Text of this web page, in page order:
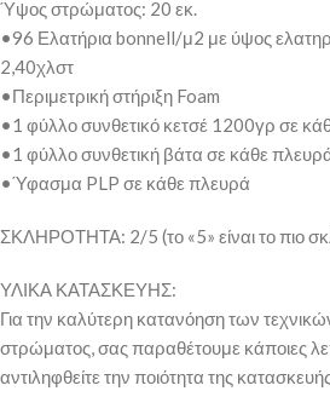
Ύψος στρώματος: 20 εκ.
•96 Ελατήρια bonnell/μ2 με ύψος
2,40χλστ
•Περιμετρική στήριξη Foam
•1 φύλλο συνθετικό κετσέ 1200γρ σε
•1 φύλλο συνθετική βάτα σε κάθε
•Ύφασμα PLP σε κάθε πλευρά
ΣΚΛΗΡΟΤΗΤΑ: 2/5 (το «5» είναι το πιο
ΥΛΙΚΑ ΚΑΤΑΣΚΕΥΗΣ:
Για την καλύτερη κατανόηση των
στρώματος, σας παραθέτουμε κάποιες
αντιληφθείτε την ποιότητα της